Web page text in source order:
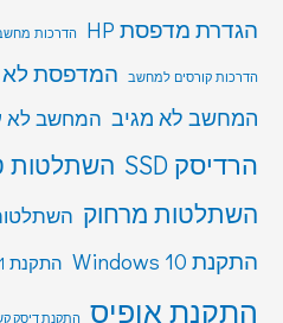
הגדרת מדפסת HP הדרכות
הדרכות קורסים למחשב המדפסת לא
המחשב לא מגיב המחשב לא
הרדיסק SSD
השתלטות
השתלטות מרחוק
התקנת Windows 10 התקנת Windows 11
התקנת אופיס התקנת דיסק